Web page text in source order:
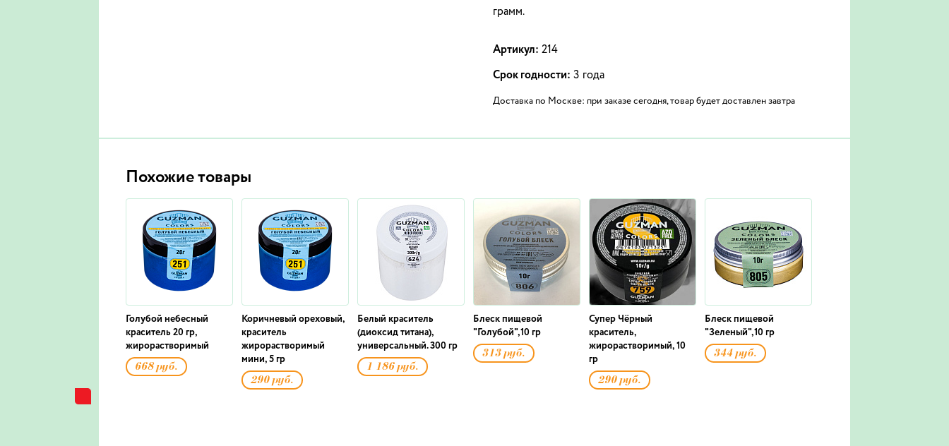
грамм.
Артикул: 214
Срок годности: 3 года
Доставка по Москве: при заказе сегодня, товар будет доставлен завтра
Похожие товары
Голубой небесный
краситель 20 гр,
жирорастворимый
668 руб.
Коричневый ореховый,
краситель
жирорастворимый
мини, 5 гр
290 руб.
Белый краситель
(диоксид титана),
универсальный. 300 гр
1 186 руб.
Блеск пищевой
"Голубой",10 гр
313 руб.
Супер Чёрный
краситель,
жирорастворимый, 10
гр
290 руб.
Блеск пищевой
"Зеленый",10 гр
344 руб.